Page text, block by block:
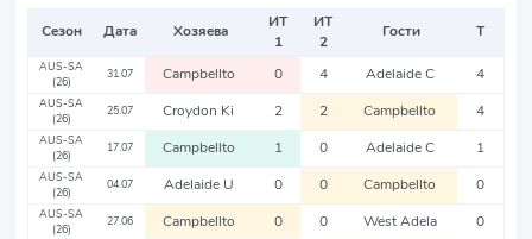
Сезон Дата Хозяева
ИТ
1
ИТ
2
Гости Т
AUS-SA
(26)
31.07 Campbellto 0 4 Adelaide C 4
AUS-SA
(26)
25.07 Croydon Ki 2 2 Campbellto 4
AUS-SA
(26)
17.07 Campbellto 1 0 Adelaide C 1
AUS-SA
(26)
04.07 Adelaide U 0 0 Campbellto 0
AUS-SA
(26)
27.06 Campbellto 0 0 West Adela 0